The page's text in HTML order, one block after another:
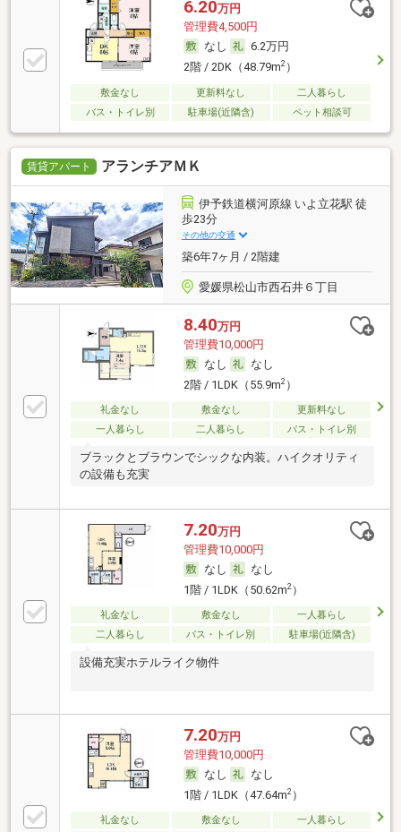
6.20万円
管理費4,500円
なし
6.2万円
2階 / 2DK（48.79m2）
敷金なし 更新料なし
二人暮らし
バス・トイレ別
駐車場(近隣含) ペット相談可
賃貸アパート アランチアＭＫ
伊予鉄道横河原線 いよ立花駅 徒
歩23分
その他の交通
築6年7ヶ月 / 2階建
愛媛県松山市西石井６丁目
8.40万円
管理費10,000円
なし
なし
2階 / 1LDK（55.9m2）
礼金なし 敷金なし
更新料なし
一人暮らし
二人暮らし バス・トイレ別
ブラックとブラウンでシックな内装。ハイクオリティ
の設備も充実
7.20万円
管理費10,000円
なし
なし
1階 / 1LDK（50.62m2）
礼金なし 敷金なし
一人暮らし
二人暮らし
バス・トイレ別 駐車場(近隣含)
設備充実ホテルライク物件
7.20万円
管理費10,000円
なし
なし
1階 / 1LDK（47.64m2）
礼金なし 敷金なし
一人暮らし